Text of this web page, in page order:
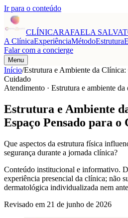
Ir para o conteúdo
CLÍNICARAFAELA
A ClínicaExperiênciaMétodoEstrutura
Falar com a concierge
Menu
Início/Estrutura e Ambiente da Clínica:
Cuidado
Atendimento · Estrutura e ambiente da
Estrutura e Ambiente
Espaço Pensado para o
Que aspectos da estrutura física
segurança durante a jornada clínica?
Conteúdo institucional e informativo.
experiência presencial da clínica; não
dermatológica individualizada nem
Revisado em 21 de junho de 2026